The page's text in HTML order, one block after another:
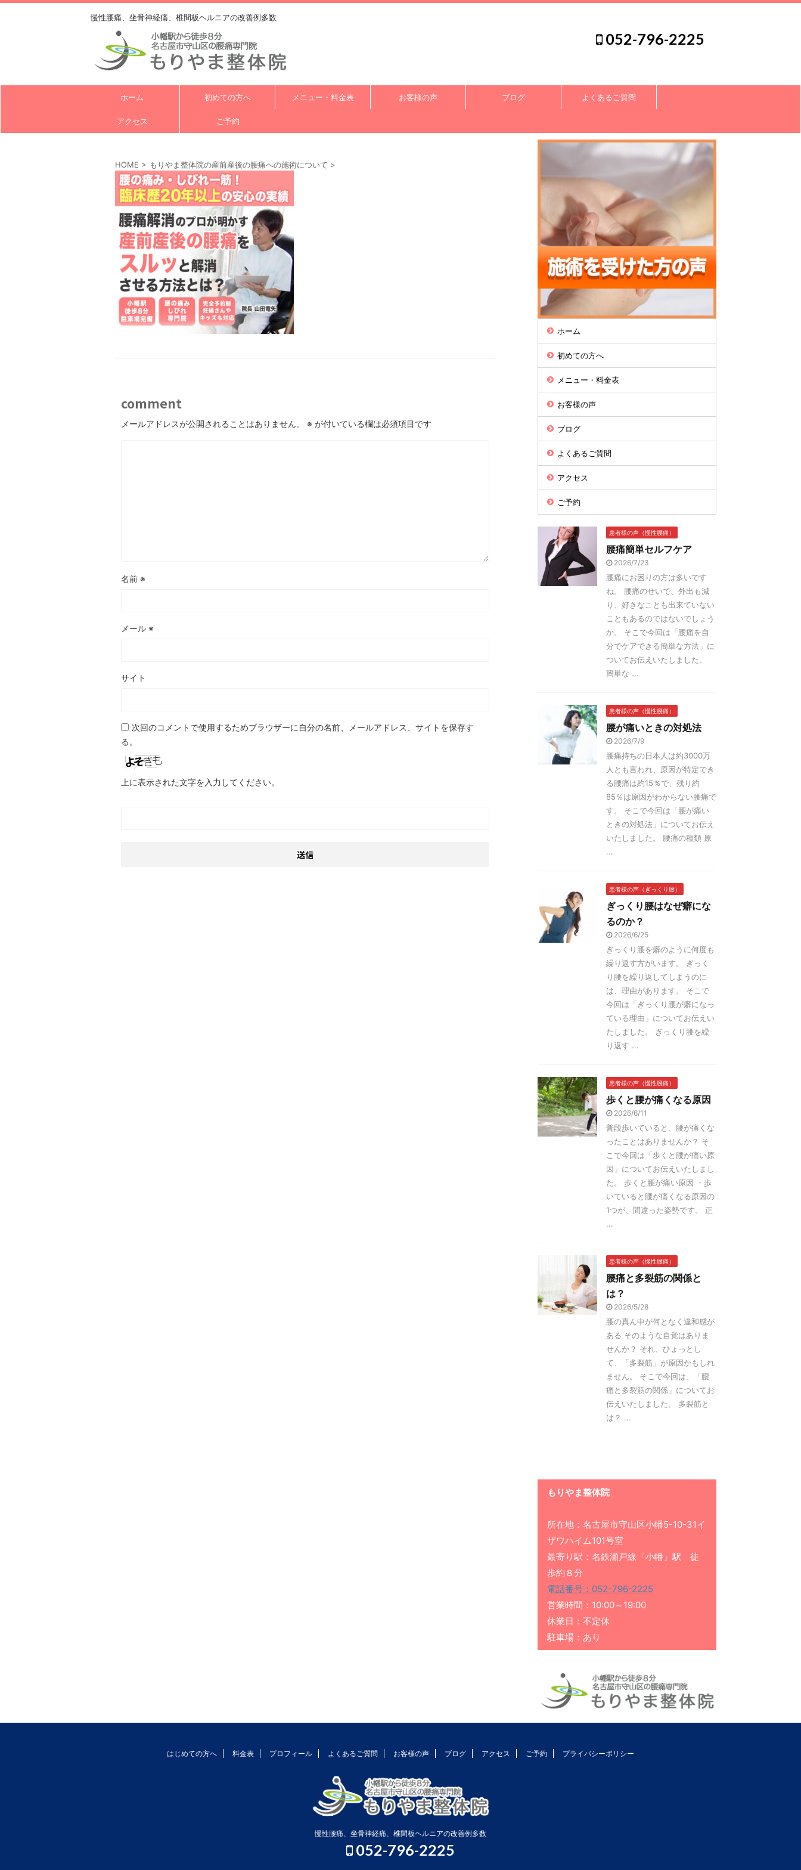
慢性腰痛、坐骨神経痛、椎間板ヘルニアの改善例多数
052-796-2225
ホーム 初めての方へ メニュー・料金表 お客様の声 ブログ よくあるご質問
アクセス ご予約
HOME > もりやま整体院の産前産後の腰痛への施術について >
comment
メールアドレスが公開されることはありません。 ※ が付いている欄は必須項目です
名前 ※
メール ※
サイト
次回のコメントで使用するためブラウザーに自分の名前、メールアドレス、サイトを保存す
る。
上に表示された文字を入力してください。
ホーム
初めての方へ
メニュー・料金表
お客様の声
ブログ
よくあるご質問
アクセス
ご予約
患者様の声（慢性腰痛）
腰痛簡単セルフケア
2026/7/23
腰痛にお困りの方は多いです
ね。 腰痛のせいで、外出も減
り、好きなことも出来ていない
こともあるのではないでしょう
か。 そこで今回は「腰痛を自
分でケアできる簡単な方法」に
ついてお伝えいたしました。
簡単な ...
患者様の声（慢性腰痛）
腰が痛いときの対処法
2026/7/9
腰痛持ちの日本人は約3000万
人とも言われ、原因が特定でき
る腰痛は約15％で、残り約
85％は原因がわからない腰痛で
す。 そこで今回は「腰が痛い
ときの対処法」についてお伝え
いたしました。 腰痛の種類 原
...
患者様の声（ぎっくり腰）
ぎっくり腰はなぜ癖にな
るのか？
2026/6/25
ぎっくり腰を癖のように何度も
繰り返す方がいます。 ぎっく
り腰を繰り返してしまうのに
は、理由があります。 そこで
今回は「ぎっくり腰が癖になっ
ている理由」についてお伝えい
たしました。 ぎっくり腰を繰
り返す ...
患者様の声（慢性腰痛）
歩くと腰が痛くなる原因
2026/6/11
普段歩いていると、腰が痛くな
ったことはありませんか？ そ
こで今回は「歩くと腰が痛い原
因」についてお伝えいたしまし
た。 歩くと腰が痛い原因 ・歩
いていると腰が痛くなる原因の
1つが、間違った姿勢です。 正
...
患者様の声（慢性腰痛）
腰痛と多裂筋の関係と
は？
2026/5/28
腰の真ん中が何となく違和感が
ある そのような自覚はありま
せんか？ それ、ひょっとし
て、「多裂筋」が原因かもしれ
ません。 そこで今回は、「腰
痛と多裂筋の関係」についてお
伝えいたしました。 多裂筋と
は？ ...
もりやま整体院
所在地：名古屋市守山区小幡5-10-31イ
ザワハイム101号室
最寄り駅：名鉄瀬戸線「小幡」駅 徒
歩約８分
電話番号：052-796-2225
営業時間：10:00～19:00
休業日：不定休
駐車場：あり
はじめての方へ 料金表 プロフィール よくあるご質問 お客様の声 ブログ アクセス ご予約 プライバシーポリシー
慢性腰痛、坐骨神経痛、椎間板ヘルニアの改善例多数
052-796-2225